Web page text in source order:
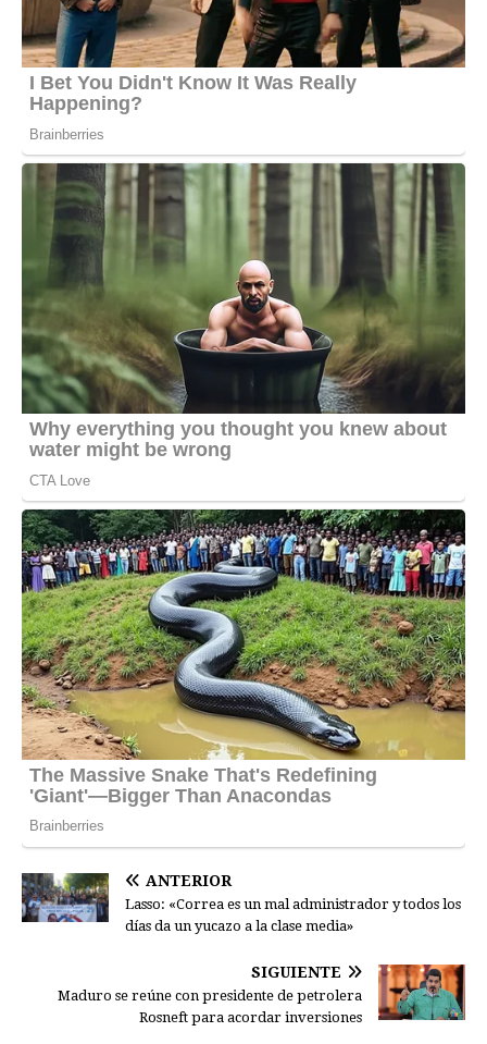
ANTERIOR
Lasso: «Correa es un mal administrador y todos los
días da un yucazo a la clase media»
SIGUIENTE
Maduro se reúne con presidente de petrolera
Rosneft para acordar inversiones